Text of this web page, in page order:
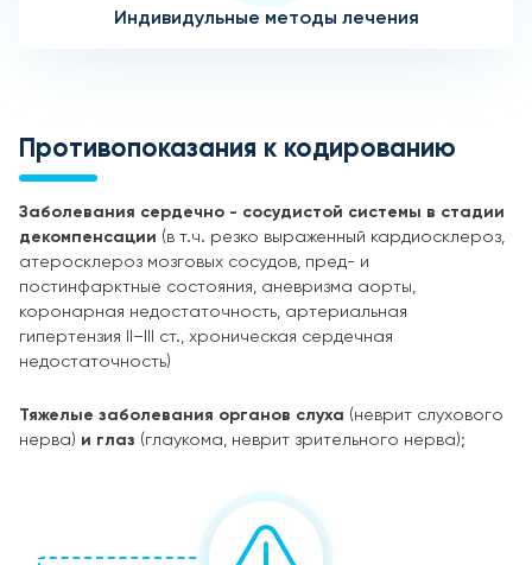
Индивидульные методы лечения
Противопоказания к кодированию
Заболевания сердечно - сосудистой системы в стадии
декомпенсации (в т.ч. резко выраженный кардиосклероз,
атеросклероз мозговых сосудов, пред- и
постинфарктные состояния, аневризма аорты,
коронарная недостаточность, артериальная
гипертензия II–III ст., хроническая сердечная
недостаточность)
Тяжелые заболевания органов слуха (неврит слухового
нерва) и глаз (глаукома, неврит зрительного нерва);